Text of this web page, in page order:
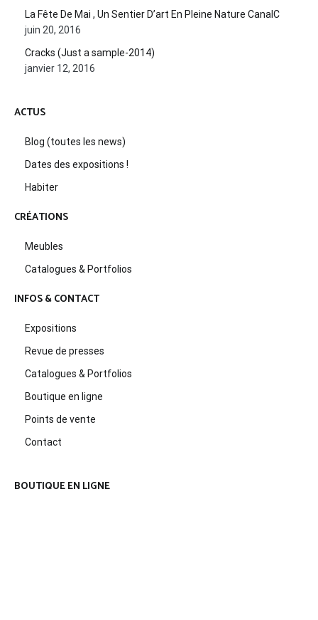
La Fête De Mai , Un Sentier D’art En Pleine Nature CanalC
juin 20, 2016
Cracks (Just a sample-2014)
janvier 12, 2016
ACTUS
Blog (toutes les news)
Dates des expositions !
Habiter
CRÉATIONS
Meubles
Catalogues & Portfolios
INFOS & CONTACT
Expositions
Revue de presses
Catalogues & Portfolios
Boutique en ligne
Points de vente
Contact
BOUTIQUE EN LIGNE